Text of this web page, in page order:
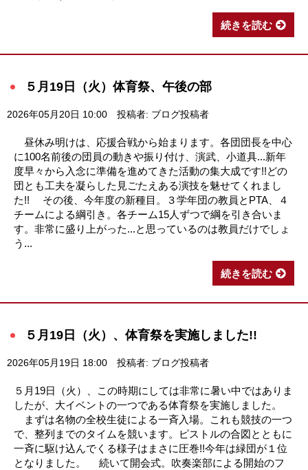
続きを読む
５月19日（火）体育祭、午後の部
2026年05月20日 10:00 投稿者: ブログ投稿者
昼休み明けは、応援合戦から始まります。各団団長を中心
に100名前後の団員の動きや振り付け、演武、小道具...新年
度早々から入念に準備を進めてきた活動の集大成です!!どの
団とも工夫を凝らした見ごたえある演技を魅せてくれまし
た!! その後、今年度の新種目。３学年団の教員とPTA、４
チームによる綱引き。各チーム15人ずつで綱を引き合いま
す。非常に盛り上がった...と思っているのは教員だけでしょ
う...
続きを読む
５月19日（火）、体育祭を実施しました!!
2026年05月19日 18:00 投稿者: ブログ投稿者
５月19日（火）、この時期にしては非常に暑い中ではありま
したが、大イベントの一つである体育祭を実施しました。
まずは名物の全校生徒による一斉入場。これも競技の一つ
で、整列までのタイムを競います。ピストルの合図とともに
一斉に駆け込んでくる様子はまさに圧巻!!今年は緑団が１位
となりました。 続いて開会式。吹奏楽部による開始のフ